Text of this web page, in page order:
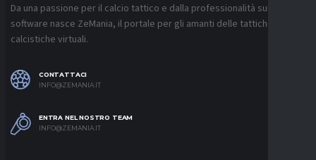
Da una passione per il calcio tattico e dalla professionalità sui
software nasce ZeMania, il portale per gli amanti delle tattiche
calcistiche virtuali.
CONTATTACI
INFO@ZEMANIA.IT
ENTRA NEL NOSTRO TEAM
INFO@ZEMANIA.IT